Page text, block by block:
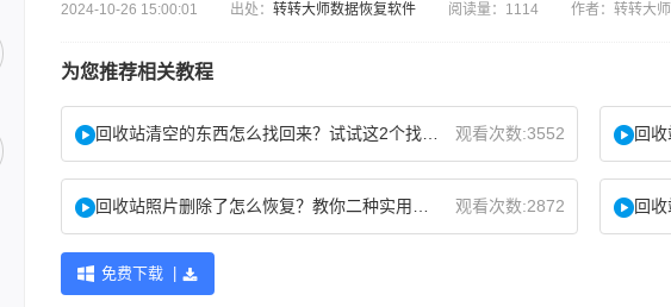
2024-10-26 15:00:01 出处： 转转大师数据恢复软件 阅读量：1114 作者：转转大师
为您推荐相关教程
观看次数:3552
观看次数:2872
免费下载 |